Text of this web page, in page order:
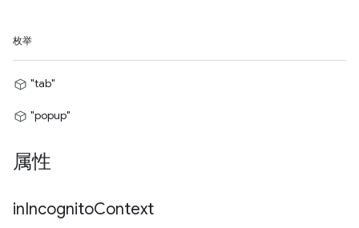
枚举
"tab"
"popup"
属性
inIncognitoContext